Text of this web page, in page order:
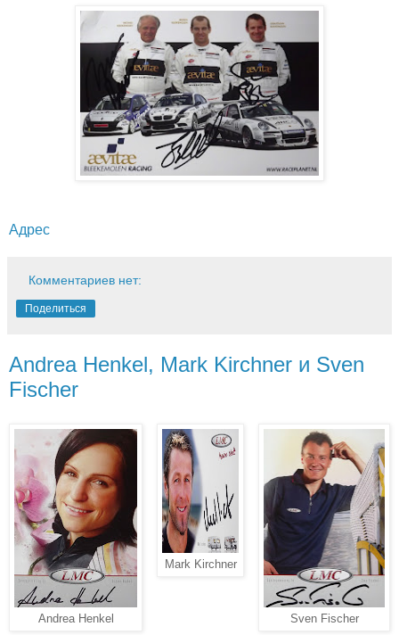
Адрес
Комментариев нет:
Поделиться
Andrea Henkel, Mark Kirchner и Sven
Fischer
Andrea Henkel Sven Fischer
Mark Kirchner